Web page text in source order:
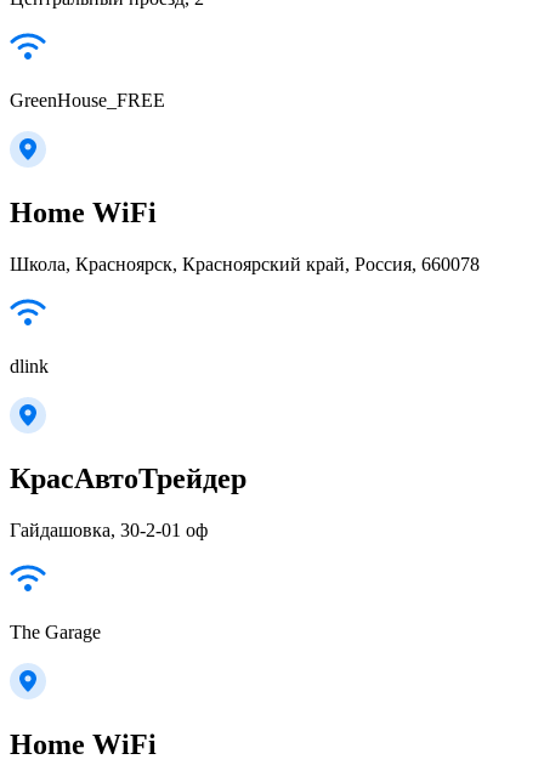
GreenHouse_FREE
Home WiFi
Школа, Красноярск, Красноярский край, Россия, 660078
dlink
КрасАвтоТрейдер
Гайдашовка, 30-2-01 оф
The Garage
Home WiFi